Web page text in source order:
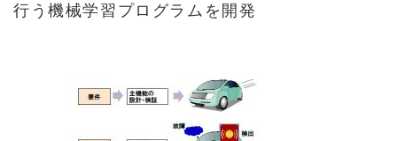
行う機械学習プログラムを開発